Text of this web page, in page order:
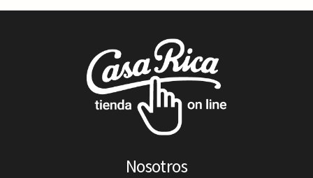
Nosotros